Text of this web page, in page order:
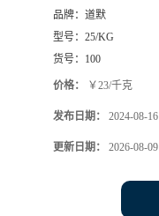
品牌： 道默
型号： 25/KG
货号： 100
价格： ￥23/千克
发布日期： 2024-08-16
更新日期： 2026-08-09